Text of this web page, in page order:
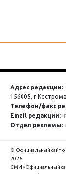
Адрес редакции:
156005,
Телефон/факс
Email редакции:
Отдел рекламы:
© Официальный сайт
2026.
СМИ «Официальный